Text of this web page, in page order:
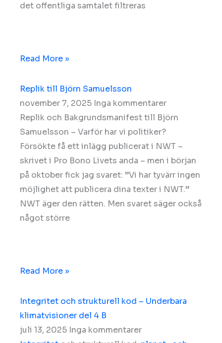
det offentliga samtalet filtreras
Read More »
Replik till Björn Samuelsson
november 7, 2025 Inga kommentarer
Replik och Bakgrundsmanifest till Björn
Samuelsson – Varför har vi politiker?
Försökte få ett inlägg publicerat i NWT –
skrivet i Pro Bono Livets anda – men i början
på oktober fick jag svaret: ”Vi har tyvärr ingen
möjlighet att publicera dina texter i NWT.”
NWT äger den rätten. Men svaret säger också
något större
Read More »
Integritet och strukturell kod – Underbara
klimatvisioner del 4 B
juli 13, 2025 Inga kommentarer